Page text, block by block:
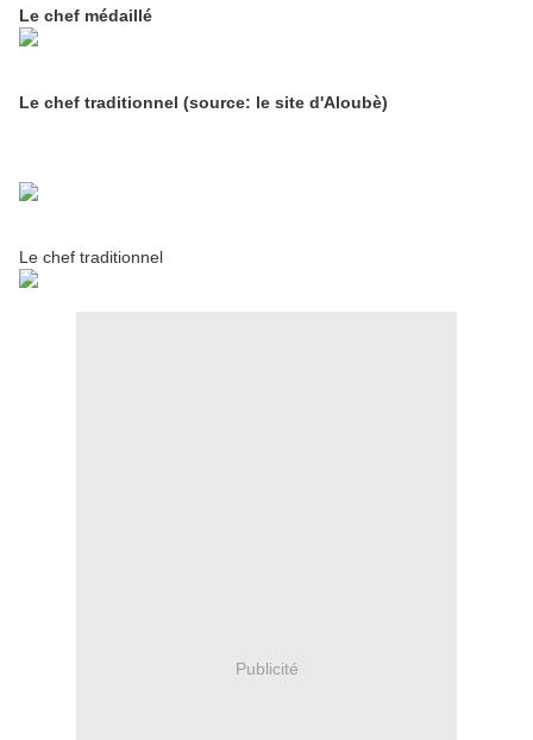
Le chef médaillé
Le chef traditionnel (source: le site d'Aloubè)
Le chef traditionnel
Publicité